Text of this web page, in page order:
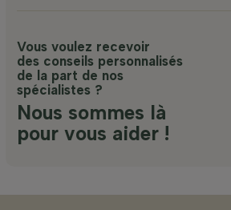
Vous voulez recevoir
des conseils personnalisés
de la part de nos
spécialistes ?
Nous sommes là
pour vous aider !